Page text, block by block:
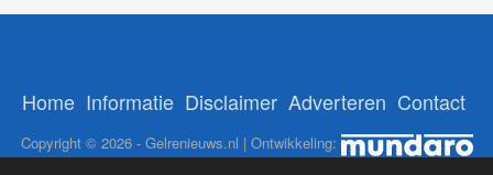
Home Informatie Disclaimer Adverteren Contact
Copyright © 2026 - Gelrenieuws.nl | Ontwikkeling: